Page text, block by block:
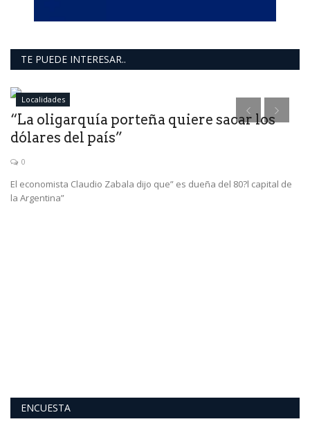
TE PUEDE INTERESAR..
Localidades
“La oligarquía porteña quiere sacar los
dólares del país”
0
El economista Claudio Zabala dijo que” es dueña del 80?l capital de
la Argentina”
ENCUESTA